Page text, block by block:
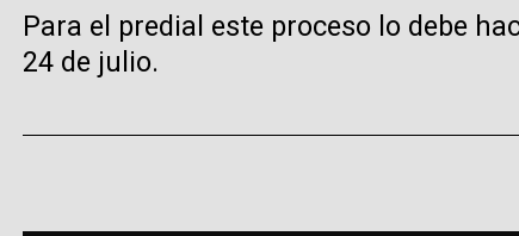
Para el predial este proceso lo debe
24 de julio.